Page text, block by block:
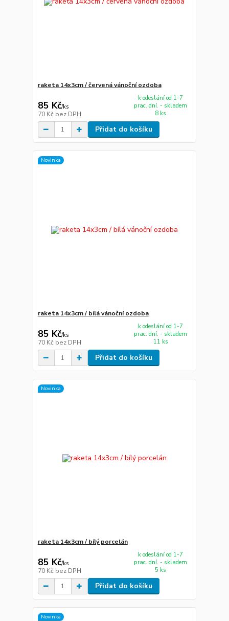
raketa 14x3cm / červená vánoční ozdoba
85 Kč/ks
70 Kč bez DPH
k odeslání od 1-7
prac. dní. - skladem
8 ks
Přidat do košíku
Novinka
raketa 14x3cm / bílá vánoční ozdoba
85 Kč/ks
70 Kč bez DPH
k odeslání od 1-7
prac. dní. - skladem
11 ks
Přidat do košíku
Novinka
raketa 14x3cm / bílý porcelán
85 Kč/ks
70 Kč bez DPH
k odeslání od 1-7
prac. dní. - skladem
5 ks
Přidat do košíku
Novinka